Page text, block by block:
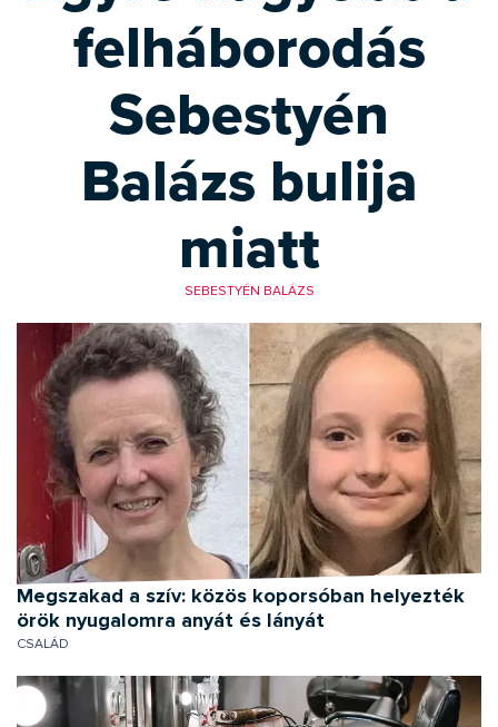
felháborodás
Sebestyén
Balázs bulija
miatt
SEBESTYÉN BALÁZS
Megszakad a szív: közös koporsóban helyezték
örök nyugalomra anyát és lányát
CSALÁD